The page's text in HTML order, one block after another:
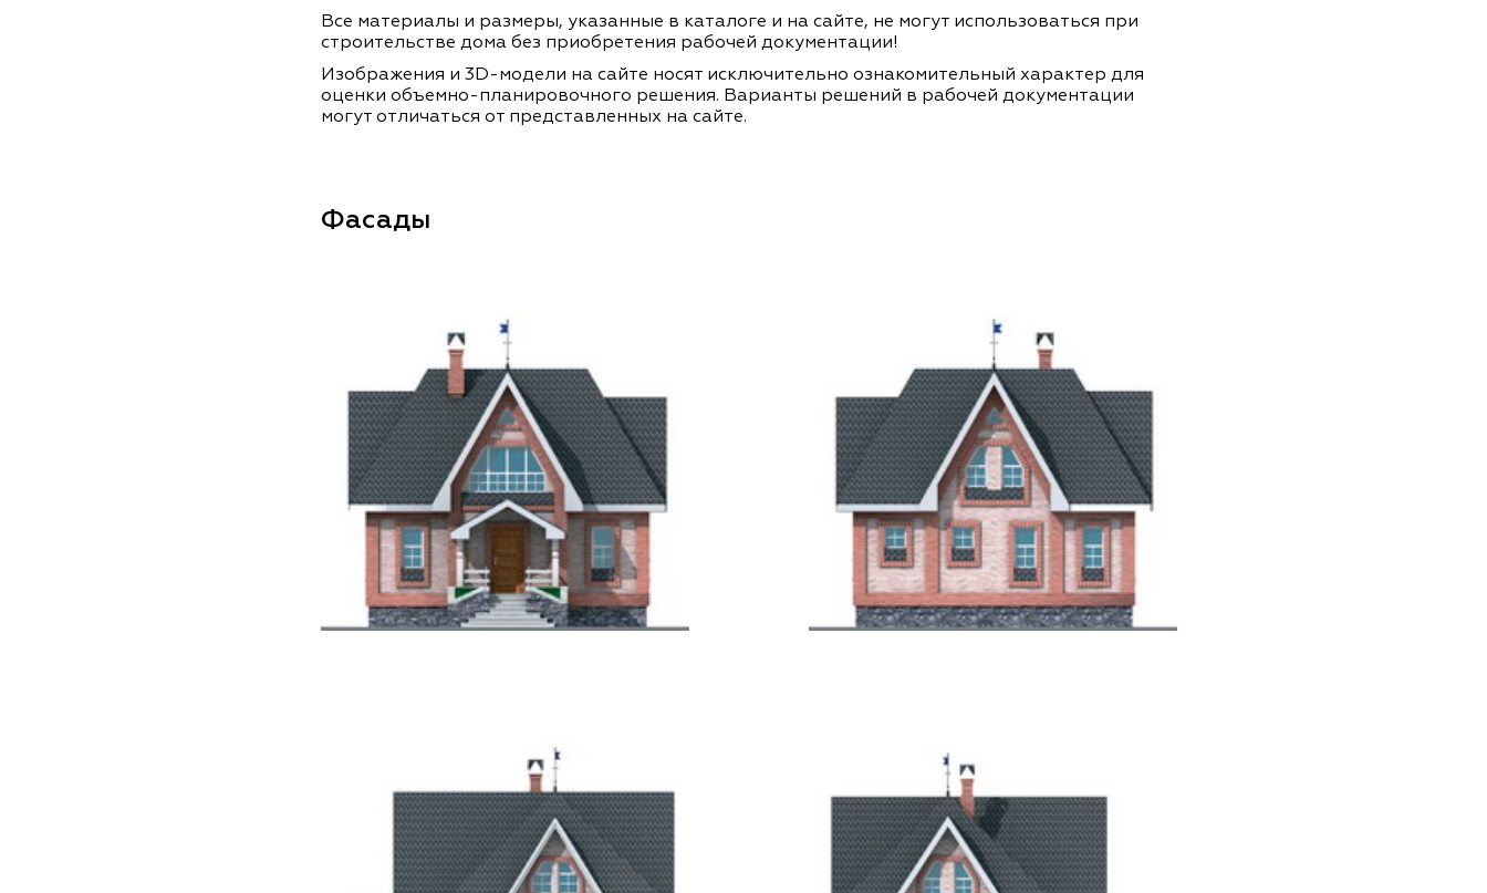
Все материалы и размеры, указанные в каталоге и на сайте, не могут использоваться при
строительстве дома без приобретения рабочей документации!
Изображения и 3D-модели на сайте носят исключительно ознакомительный характер для
оценки объемно-планировочного решения. Варианты решений в рабочей документации
могут отличаться от представленных на сайте.
Фасады